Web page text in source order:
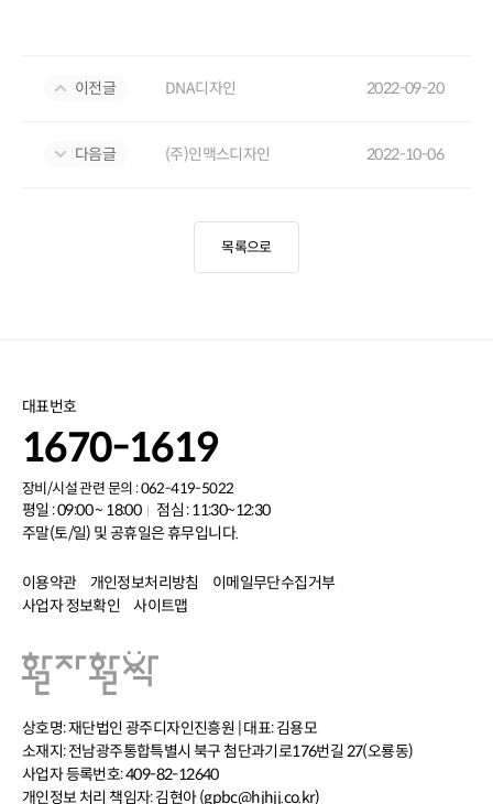
이전글 DNA디자인 2022-09-20
다음글 (주)인맥스디자인 2022-10-06
목록으로
상호명: 재단법인 광주디자인진흥원 | 대표: 김용모
소재지: 전남광주통합특별시 북구 첨단과기로176번길 27(오룡동)
사업자 등록번호: 409-82-12640
개인정보 처리 책임자: 김현아 (gpbc@hjhjj.co.kr)
대표번호
1670-1619
장비/시설 관련 문의 : 062-419-5022
평일 : 09:00 ~ 18:00
점심 : 11:30~12:30
주말(토/일) 및 공휴일은 휴무입니다.
이용약관 개인정보처리방침
이메일무단수집거부
사업자 정보확인
사이트맵